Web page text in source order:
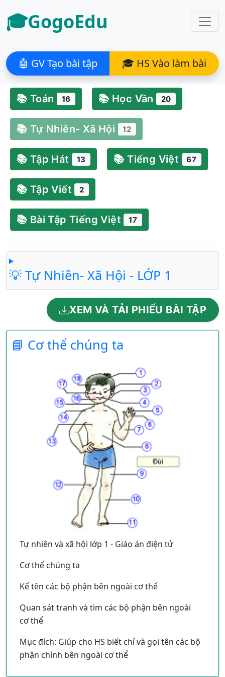
🎓GogoEdu
🤖 GV Tạo bài tập 🎓 HS Vào làm bài
📚 Toán 16 📚 Học Vần 20
📚 Tự Nhiên- Xã Hội 12
📚 Tập Hát 13 📚 Tiếng Việt 67
📚 Tập Viết 2
📚 Bài Tập Tiếng Việt 17
💡 Tự Nhiên- Xã Hội - LỚP 1
XEM VÀ TẢI PHIẾU BÀI TẬP
📘 Cơ thể chúng ta
Tự nhiên và xã hội lớp 1 - Giáo án điện tử
Cơ thể chúng ta
Kể tên các bộ phận bên ngoài cơ thể
Quan sát tranh và tìm các bộ phận bên ngoài
cơ thể
Mục đích: Giúp cho HS biết chỉ và gọi tên các bộ
phận chính bên ngoài cơ thể